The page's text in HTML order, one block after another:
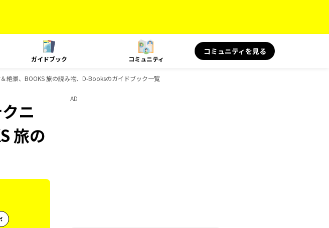
ガイドブック コミュニティ
コミュニティを見る
絶景、BOOKS 旅の読み物、D-Booksのガイドブック一覧
ニ
旅の
AD